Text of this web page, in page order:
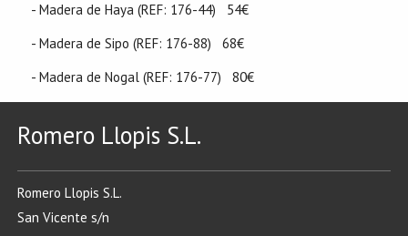
- Madera de Haya (REF: 176-44) 54€
- Madera de Sipo (REF: 176-88) 68€
- Madera de Nogal (REF: 176-77) 80€
Romero Llopis S.L.
Romero Llopis S.L.
San Vicente s/n